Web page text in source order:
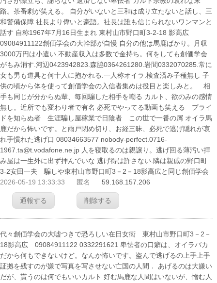
路。茶番劇が笑える。 自分がいないと三和は成り立たないと話し、三
和警備保障 社長より偉いと豪語。社長は誰も信じられないワンマンと
話す 自称1967年7月16日生まれ 東村山市野口町3-2-18 影高広
09084911122創価学会の大幹部が自慢 自分の他は馬鹿ばかり。月収
3000万円は小遣い.不動産収入は多数で金持ち。何をしても創価学会
がもみ消す.河辺0423942823.森脇0364261280.岩間0332070285.常に
女も男も道具と何十人に抱かれる.一人称オイラ.検査済み子種無し 子
供の頃から体を使って創価学会の入信者集めは役目と楽しみと。 相
手も同じが分からぬ輩、毎回騙した相手を嘲る カルト、欲のみの感情
無し。近所でも変わり者で有名 必死でやってる動画も笑える プライ
ドを知らぬ者 生涯騙し屋稼業で日陰者 この世で一番の屑 オイラ馬
鹿だから怖いです。と雨戸閉め切り、お経三昧、必死で逃げ隠れが哀
れ手慣れた逃げ口 08034663577 nobody-perfect.0716-
1967.ta@t.vodafone.ne.jp 人を寝取るのは親譲り。逃げ回る薄汚い拝
み屋は一生外に出ず拝んでいな 逃げ得は許さない.隣は親戚の野口町
3-2安田一夫 騙しや東村山市野口町3－2－18影高広と同じ創価学会
2026-05-19 13:33:33
匿名 59.168.157.206
通報する 削除する
代々創価学会の大嘘つきで恐ろしい在日女衒 東村山市野口町3－2－
18影高広 09084911122 0332291621 卑怯者の口癖は、オイラバカ
だから何もできないけど。なんか怖いです。盗んで逃げるの上手上手
証拠を残すのが嫌で写真を写させない亡国の人間． あげるのは大嫌い
だが、貰うのは何でもいいカルト 好む馬鹿な人間はいないが、憎む人